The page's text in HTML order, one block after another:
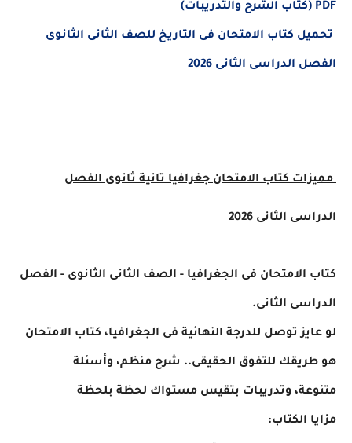
PDF (كتاب الشرح والتدريبات)
تحميل كتاب الامتحان فى التاريخ للصف الثانى الثانوى
الفصل الدراسى الثانى 2026
مميزات كتاب الامتحان جغرافيا تانية ثانوىالفصل
الدراسى الثانى2026
كتاب الامتحان فى الجغرافيا - الصف الثانى الثانوى - الفصل
الدراسى الثانى.
لو عايز توصل للدرجة النهائية فى الجغرافيا، كتاب الامتحان
هو طريقك للتفوق الحقيقى.. شرح منظم، وأسئلة
متنوعة، وتدريبات بتقيس مستواك لحظة بلحظة
مزايا الكتاب: